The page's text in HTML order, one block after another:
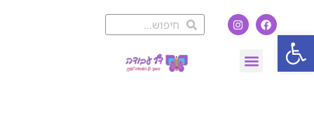
פתח סרגל נגישות